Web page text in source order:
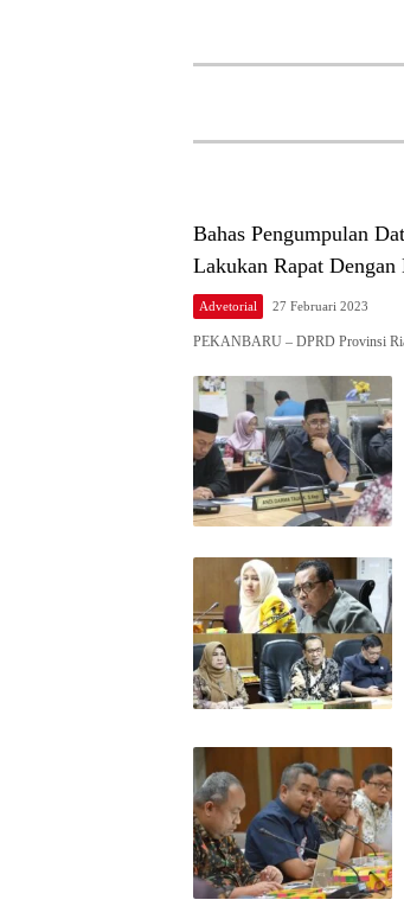
Bahas Pengumpulan
Lakukan Rapat
Advetorial 27 Februari 2023
PEKANBARU – DPRD Provinsi